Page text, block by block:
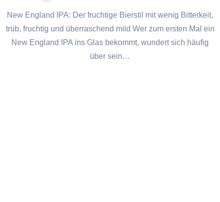
New England IPA: Der fruchtige Bierstil mit wenig Bitterkeit,
trüb, fruchtig und überraschend mild Wer zum ersten Mal ein
New England IPA ins Glas bekommt, wundert sich häufig
über sein…